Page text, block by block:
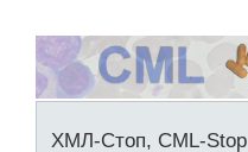
ХМЛ-Стоп, CML-Stop